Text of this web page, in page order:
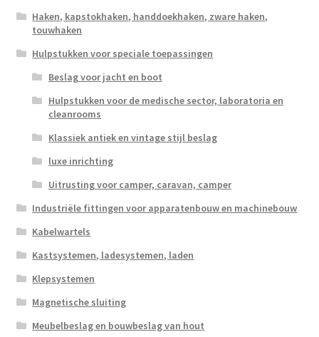
Haken, kapstokhaken, handdoekhaken, zware haken,
touwhaken
Hulpstukken voor speciale toepassingen
Beslag voor jacht en boot
Hulpstukken voor de medische sector, laboratoria en
cleanrooms
Klassiek antiek en vintage stijl beslag
luxe inrichting
Uitrusting voor camper, caravan, camper
Industriële fittingen voor apparatenbouw en machinebouw
Kabelwartels
Kastsystemen, ladesystemen, laden
Klepsystemen
Magnetische sluiting
Meubelbeslag en bouwbeslag van hout